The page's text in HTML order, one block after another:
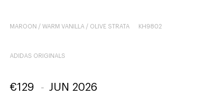
MAROON / WARM VANILLA / OLIVE STRATA KH9802
ADIDAS ORIGINALS
€129 - JUN 2026